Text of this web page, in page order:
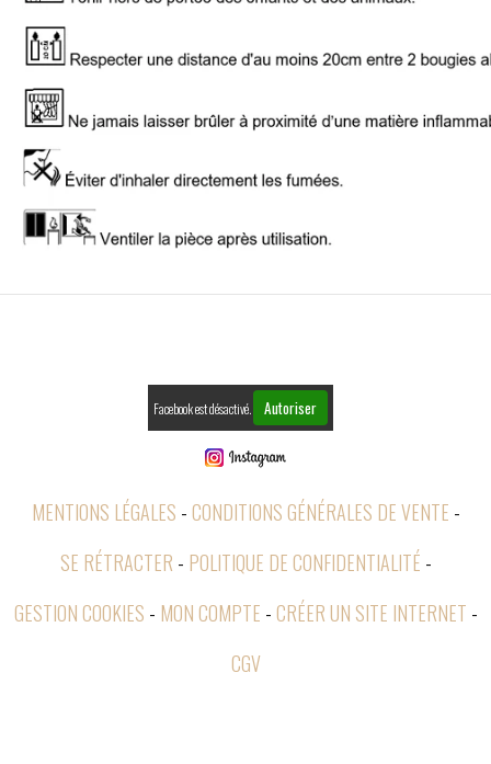
Facebook est désactivé. Autoriser
MENTIONS LÉGALES CONDITIONS GÉNÉRALES DE VENTE
SE RÉTRACTER
POLITIQUE DE CONFIDENTIALITÉ
GESTION COOKIES
MON COMPTE CRÉER UN SITE INTERNET
CGV